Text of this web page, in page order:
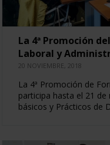
La 4ª Promoción
Laboral y
20 NOVIEMBRE, 2018
La 4ª Promoción de
participa hasta el 21
básicos y Prácticos de